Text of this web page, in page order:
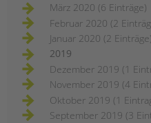
März 2020 (6 Einträge)
Februar 2020 (2
Januar 2020 (2 Einträge)
2019
Dezember 2019 (1
November 2019 (4
Oktober 2019 (1
September 2019 (3